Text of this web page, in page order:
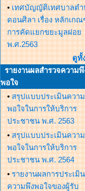
• เทศบัญญัติเทศบาลตำ
ดอนศิลา เรื่อง หลักเก
การคัดแยกขยะมูลฝอย
พ.ศ.2563
ดูทั้
รายงานผลสำรวจความพึ
พอใจ
• สรุปแบบประเมินควา
พอใจในการให้บริการ
ประชาชน พ.ศ. 2563
• สรุปแบบประเมินควา
พอใจในการให้บริการ
ประชาชน พ.ศ. 2564
• รายงานผลการประเมิน
ความพึงพอใจของผู้รับ